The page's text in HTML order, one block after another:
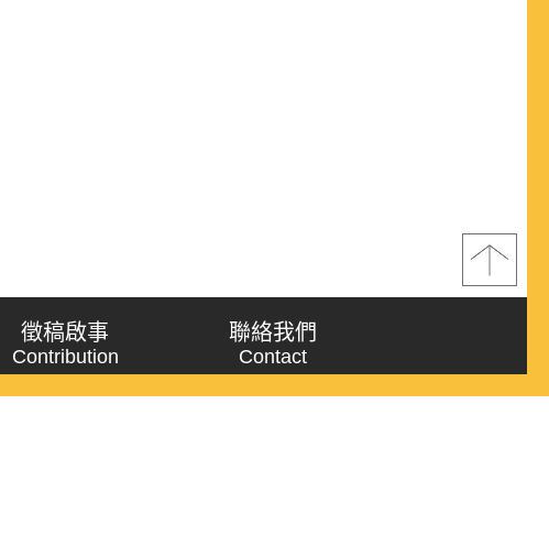
徵稿啟事
Contribution
聯絡我們
Contact